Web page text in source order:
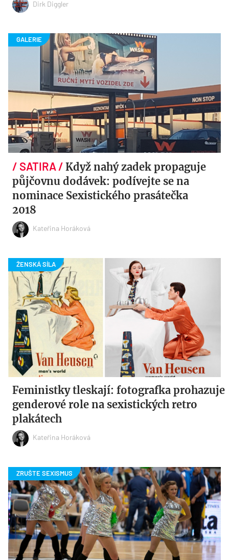
Dirk Diggler
Když nahý zadek propaguje
půjčovnu dodávek: podívejte se na
nominace Sexistického prasátečka
2018
Kateřina Horáková
Feministky tleskají: fotografka prohazuje
genderové role na sexistických retro
plakátech
Kateřina Horáková